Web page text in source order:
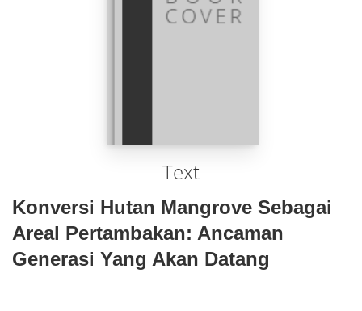
Text
Konversi Hutan Mangrove Sebagai
Areal Pertambakan: Ancaman
Generasi Yang Akan Datang